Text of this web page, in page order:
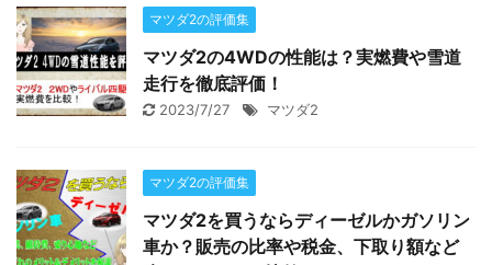
マツダ2の評価集
マツダ2の4WDの性能は？実燃費や雪道
走行を徹底評価！
2023/7/27 マツダ2
マツダ2の評価集
マツダ2を買うならディーゼルかガソリン
車か？販売の比率や税金、下取り額など